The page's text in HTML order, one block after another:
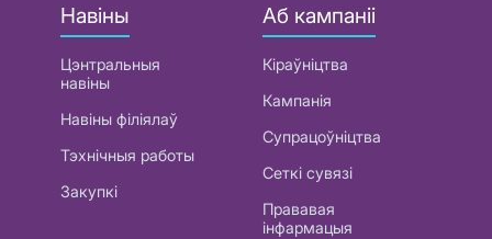
Навіны
Цэнтральныя
навіны
Навіны філіялаў
Тэхнічныя работы
Закупкі
Аб кампаніі
Кіраўніцтва
Кампанія
Супрацоўніцтва
Сеткі сувязі
Прававая
інфармацыя